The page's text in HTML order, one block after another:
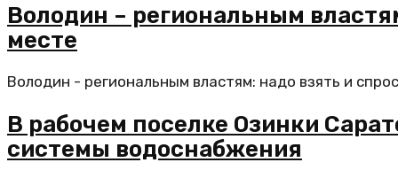
Володин – региональным
месте
Володин - региональным властям: надо взять и
В рабочем поселке Озинки
системы водоснабжения